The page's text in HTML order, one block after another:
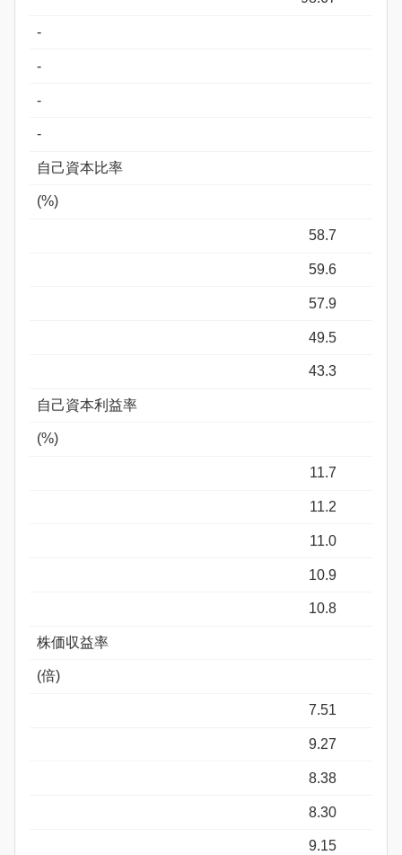
-
-
-
-
自己資本比率
(%)
58.7
59.6
57.9
49.5
43.3
自己資本利益率
(%)
11.7
11.2
11.0
10.9
10.8
株価収益率
(倍)
7.51
9.27
8.38
8.30
9.15